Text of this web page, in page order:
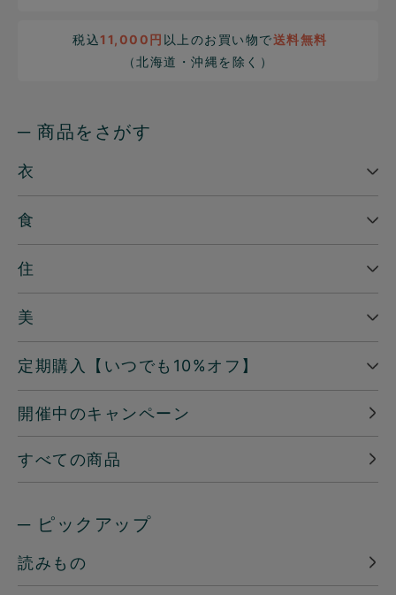
税込11,000円 以上のお買い物で送料無料
（北海道・沖縄を除く）
─ 商品をさがす
衣
食
住
美
定期購入【いつでも10%オフ】
開催中のキャンペーン
すべての商品
─ ピックアップ
読みもの